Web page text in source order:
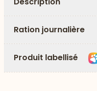
Ration journalière
Produit labellisé